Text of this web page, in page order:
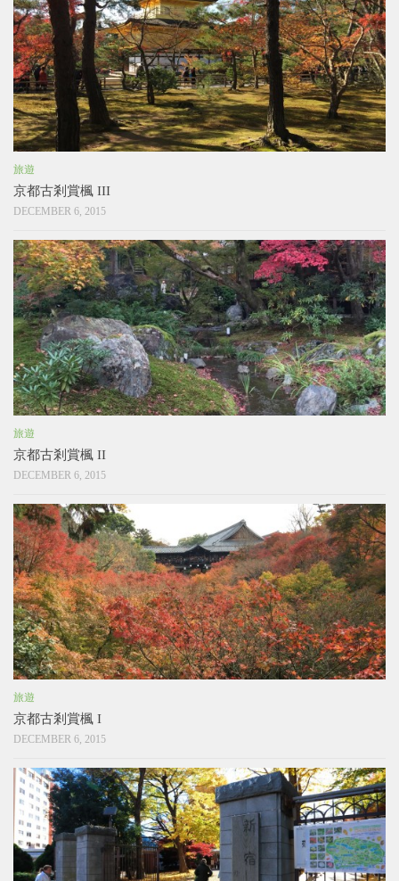
旅遊
京都古剎賞楓 III
DECEMBER 6, 2015
旅遊
京都古剎賞楓 II
DECEMBER 6, 2015
旅遊
京都古剎賞楓 I
DECEMBER 6, 2015